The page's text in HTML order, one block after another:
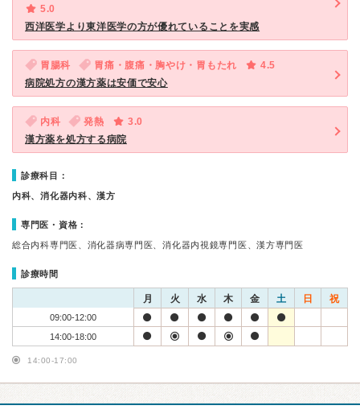
5.0
西洋医学より東洋医学の方が優れていることを実感
胃腸科 胃痛・腹痛・胸やけ・胃もたれ
4.5
病院処方の漢方薬は安価で安心
内科 発熱
3.0
漢方薬を処方する病院
診療科目：
内科、消化器内科、漢方
専門医・資格：
総合内科専門医、消化器病専門医、消化器内視鏡専門医、漢方専門医
診療時間
月 火 水 木 金 土 日 祝
09:00-12:00
14:00-18:00
14:00-17:00